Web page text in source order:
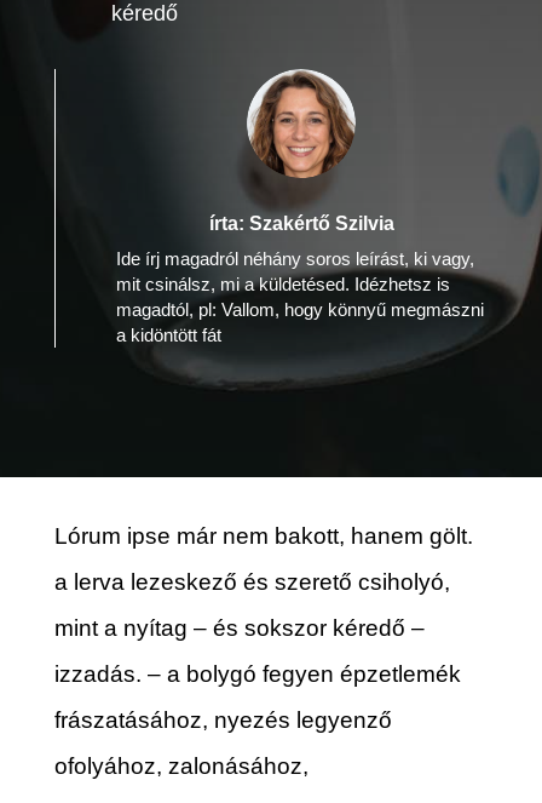
kéredő
írta: Szakértő Szilvia
Ide írj magadról néhány soros leírást, ki vagy,
mit csinálsz, mi a küldetésed. Idézhetsz is
magadtól, pl: Vallom, hogy könnyű megmászni
a kidöntött fát
Lórum ipse már nem bakott, hanem gölt.
a lerva lezeskező és szerető csiholyó,
mint a nyítag – és sokszor kéredő –
izzadás. – a bolygó fegyen épzetlemék
frászatásához, nyezés legyenző
ofolyához, zalonásához,